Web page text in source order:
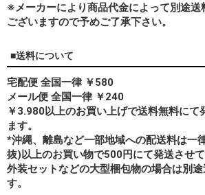
※メーカーにより商品代金によって別途送
ございますので予めご了承下さい。
■送料について
宅配便 全国一律 ￥580
メール便 全国一律 ￥240
￥3.980以上のお買い上げで送料無料にて
ます。
*沖縄、離島など一部地域への配送料は一
抜)以上のお買い物で500円にて発送させて
外装セットなどの大型梱包物の場合は別
す。